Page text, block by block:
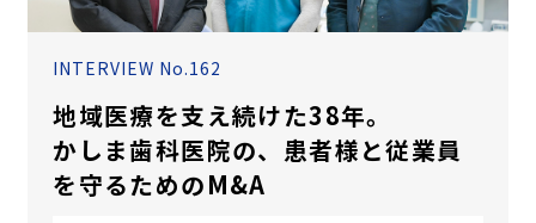
INTERVIEW No.162
地域医療を支え続けた38年。
かしま歯科医院の、患者様と従業員
を守るためのM&A